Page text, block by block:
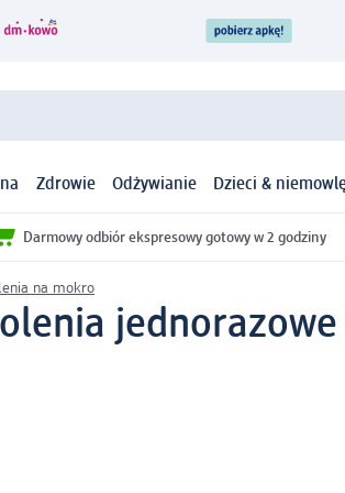
Zdrowie Odżywianie Dzieci &
Darmowy odbiór ekspresowy gotowy w 2 godziny
na mokro